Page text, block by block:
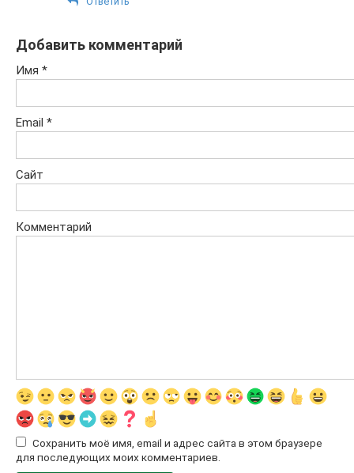
Добавить комментарий
Имя *
Email *
Сайт
Комментарий
Сохранить моё имя, email и адрес сайта в этом браузере
для последующих моих комментариев.